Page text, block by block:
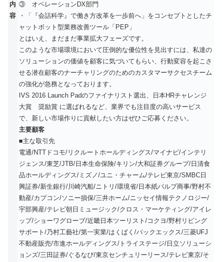
内
容
③ オペレーションDX部門
・「『会話科学』で働き方改革を一歩前へ」をコンセプトとしたチ
ャットボット型業務改善ツール「PEP」
とはいえ、まだまだ事業拡大フェーズです。
このような市場環境において圧倒的な優位性を見出すには、私達の
ソリューションの価値を顧客に気づいてもらい、行動変容を起こさ
せる潜在顧客のナーチャリングのためのカスタマーサクセスチーム
の強化が急務となっております。
IVS 2016 Launch Padのファイナリスト選出、日本HRチャレンジ
大賞 奨励賞 に選ばれるなど、業界でも注目度の高いサービス
で、新しい市場作りに貢献したい方はぜひご応募ください。
主要顧客
■主な取引先
電通/NTTドコモ/リクルートホールディングス/マイナビ/インテリ
ジェンス/東芝/JTB/日本生命保険/キリン/大和証券グループ/日清食
品ホールディングス/ミズノ/ユニ・チャーム/テレビ東京/SMBC日
興証券/新生銀行/川崎汽船/ニトリ/環境省/日本紙パルプ商事/野村不
動産/カプコン/ソニー損保/三井ホーム/ニッセイ情報テクノロジー/
宇部興産/テレビ朝日ミュージック/クロス・マーケティング/アイレ
ップ/ショーワグローブ/近畿日本ツーリスト/コクヨ/野村リビング
サポート/乃村工藝社/第一実業/はくばく/パックエックス/三菱UFJ
不動産販売/市進ホールディングス/トライステージ/日立ソリューシ
ョンズ/三田証券/ぐるなび/東京センチュリーリース/テレビ東京/そ